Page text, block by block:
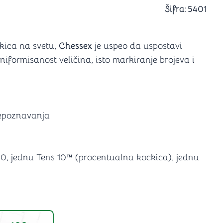
(za Jamb)
Šifra:5401
na svetu, Chessex je uspeo da uspostavi
veličina, isto markiranje brojeva i
jednu Tens 10™ (procentualna kockica), jednu